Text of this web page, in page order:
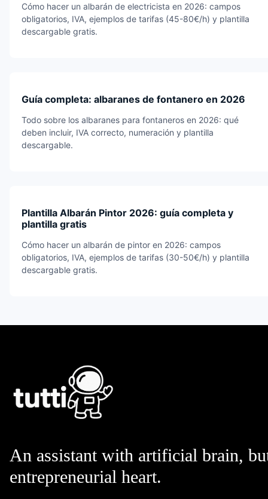
Cómo hacer un albarán de electricista en 2026: campos
obligatorios, IVA, ejemplos de tarifas (45-80€/h) y plantilla
descargable gratis.
Guía completa: albaranes de fontanero en 2026
Todo sobre los albaranes para fontaneros en 2026: qué
deben incluir, IVA correcto, numeración y plantilla
descargable.
Plantilla Albarán Pintor 2026: guía completa y
plantilla gratis
Cómo hacer un albarán de pintor en 2026: campos
obligatorios, IVA, ejemplos de tarifas (30-50€/h) y plantilla
descargable gratis.
An assistant with artificial brain,
entrepreneurial heart.